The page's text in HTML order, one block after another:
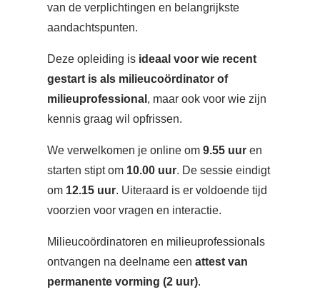
van de verplichtingen en belangrijkste
aandachtspunten.
Deze opleiding is ideaal voor wie recent
gestart is als milieucoördinator of
milieuprofessional , maar ook voor wie zijn
kennis graag wil opfrissen.
We verwelkomen je online om9.55 uur en
starten stipt om 10.00 uur. De sessie eindigt
om 12.15 uur. Uiteraard is er voldoende tijd
voorzien voor vragen en interactie.
Milieucoördinatoren en milieuprofessionals
ontvangen na deelname eenattest van
permanente vorming (2 uur).